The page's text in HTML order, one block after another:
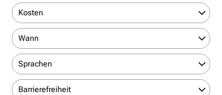
Kosten
Wann
Sprachen
Barrierefreiheit